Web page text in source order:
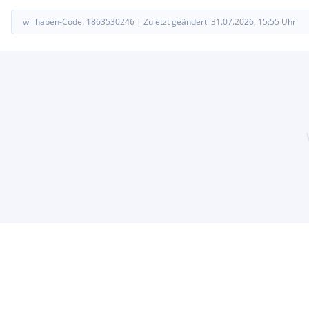
willhaben-Code: 1863530246 | Zuletzt geändert: 31.07.2026, 15:55 Uhr